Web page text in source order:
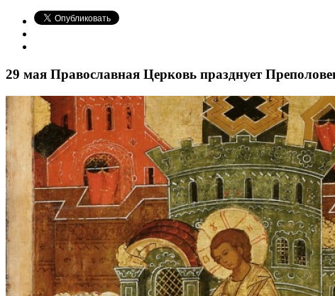
29 мая Православная Церковь празднует